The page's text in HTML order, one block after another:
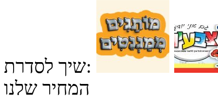
שיך לסדרת:
המחיר שלנו